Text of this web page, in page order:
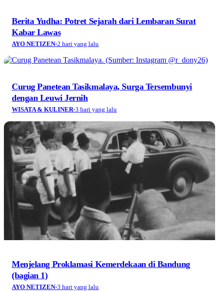
Berita Yudha: Potret Sejarah dari Lembaran Surat
Kabar Lawas
AYO NETIZEN·2 hari yang lalu
Curug Panetean Tasikmalaya, Surga Tersembunyi
dengan Leuwi Jernih
WISATA & KULINER·3 hari yang lalu
Menjelang Proklamasi Kemerdekaan di Bandung
(bagian 1)
AYO NETIZEN·3 hari yang lalu